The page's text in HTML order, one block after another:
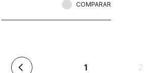
COMPARAR
arrow_back_ios 1(actual) 2